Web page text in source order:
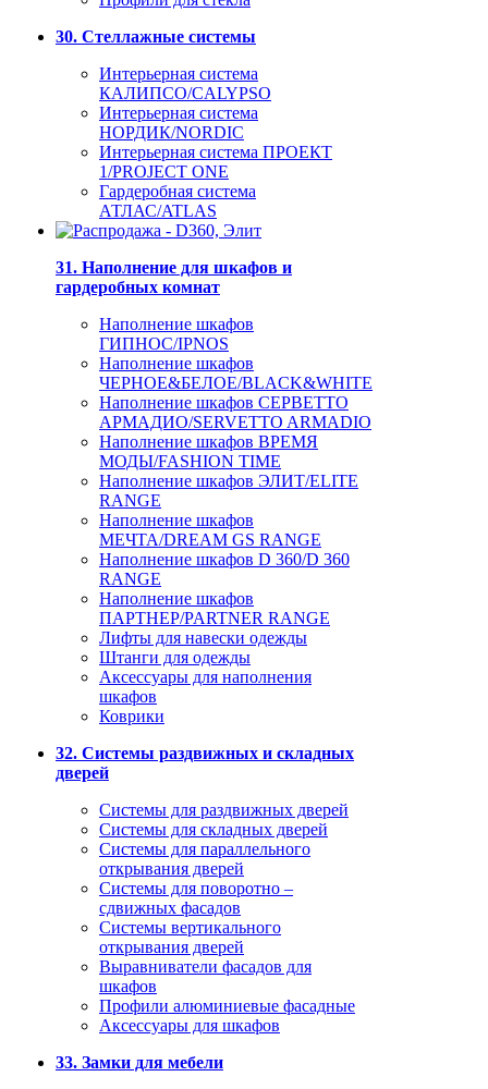
30. Стеллажные системы
Интерьерная система
КАЛИПСО/CALYPSO
Интерьерная система
НОРДИК/NORDIC
Интерьерная система ПРОЕКТ
1/PROJECT ONE
Гардеробная система
АТЛАС/ATLAS
31. Наполнение для шкафов и
гардеробных комнат
Наполнение шкафов
ГИПНОС/IPNOS
Наполнение шкафов
ЧЕРНОЕ&БЕЛОЕ/BLACK&WHITE
Наполнение шкафов СЕРВЕТТО
АРМАДИО/SERVETTO ARMADIO
Наполнение шкафов ВРЕМЯ
МОДЫ/FASHION TIME
Наполнение шкафов ЭЛИТ/ELITE
RANGE
Наполнение шкафов
МЕЧТА/DREAM GS RANGE
Наполнение шкафов D 360/D 360
RANGE
Наполнение шкафов
ПАРТНЕР/PARTNER RANGE
Лифты для навески одежды
Штанги для одежды
Аксессуары для наполнения
шкафов
Коврики
32. Системы раздвижных и складных
дверей
Системы для раздвижных дверей
Системы для складных дверей
Системы для параллельного
открывания дверей
Системы для поворотно –
сдвижных фасадов
Системы вертикального
открывания дверей
Выравниватели фасадов для
шкафов
Профили алюминиевые фасадные
Аксессуары для шкафов
33. Замки для мебели